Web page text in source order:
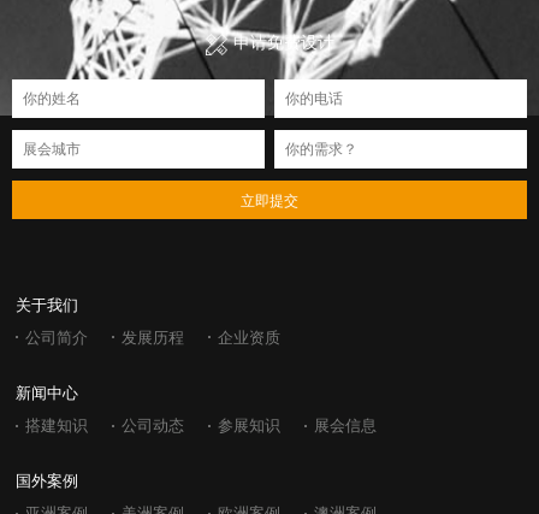
申请免费设计
立即提交
关于我们
公司简介 发展历程 企业资质
新闻中心
搭建知识 公司动态 参展知识 展会信息
国外案例